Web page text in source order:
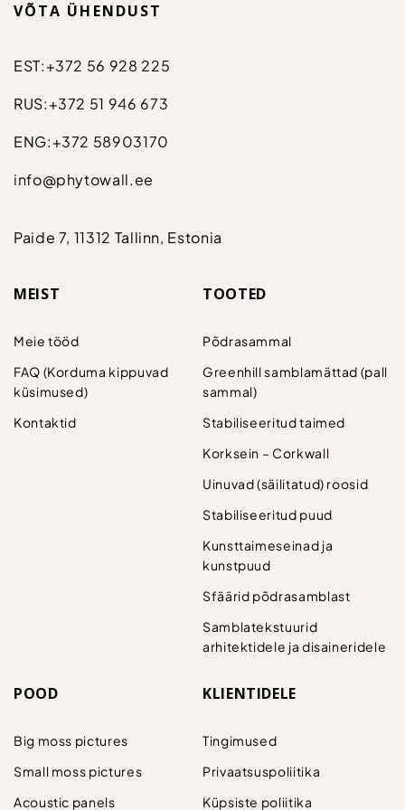
MEIST
Meie tööd
FAQ (Korduma kippuvad
küsimused)
Kontaktid
TOOTED
Põdrasammal
Greenhill samblamättad (pall
sammal)
Stabiliseeritud taimed
Korksein – Corkwall
Uinuvad (säilitatud) roosid
Stabiliseeritud puud
Kunsttaimeseinad ja
kunstpuud
Sfäärid põdrasamblast
Samblatekstuurid
arhitektidele ja disaineridele
POOD
Big moss pictures
Small moss pictures
Acoustic panels
KLIENTIDELE
Tingimused
Privaatsuspoliitika
Küpsiste poliitika
VÕTA ÜHENDUST
EST:+372 56 928 225
RUS:+372 51 946 673
ENG:+372 58903170
info@phytowall.ee
Paide 7, 11312 Tallinn, Estonia